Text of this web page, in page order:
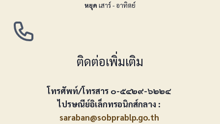
หยุด เสาร์ - อาทิตย์
ติดต่อเพิ่มเติม
โทรศัพท์/โทรสาร ๐-๕๔๒๙-๖๒๒๔
ไปรษณีย์อิเล็กทรอนิกส์กลาง :
saraban@sobprablp.go.th